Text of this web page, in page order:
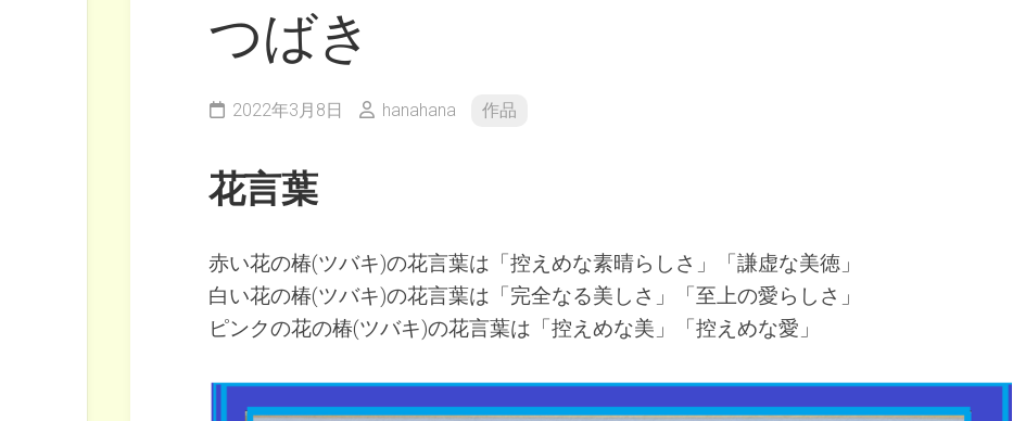
つばき
2022年3月8日 hanahana 作品
花言葉
赤い花の椿(ツバキ)の花言葉は「控えめな素晴らしさ」「謙虚な美徳」
白い花の椿(ツバキ)の花言葉は「完全なる美しさ」「至上の愛らしさ」
ピンクの花の椿(ツバキ)の花言葉は「控えめな美」「控えめな愛」